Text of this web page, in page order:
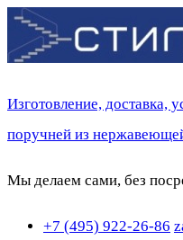
Перейти
к
Изготовление, доставка,
поручней из
Мы делаем сами, без
+7 (495) 922-26-86